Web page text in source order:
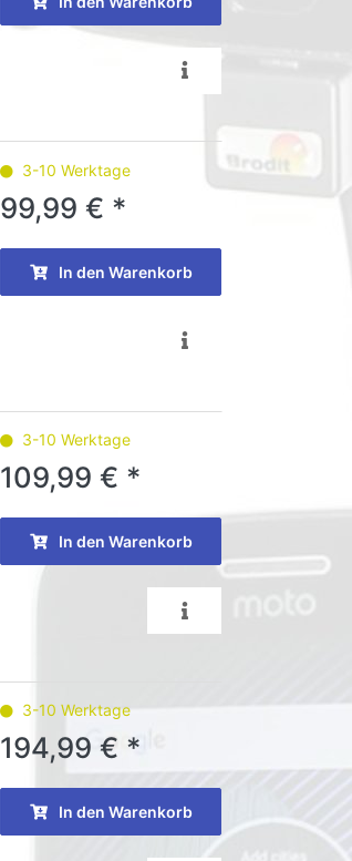
3-10 Werktage
99,99 € *
In den Warenkorb
3-10 Werktage
109,99 € *
In den Warenkorb
3-10 Werktage
194,99 € *
In den Warenkorb